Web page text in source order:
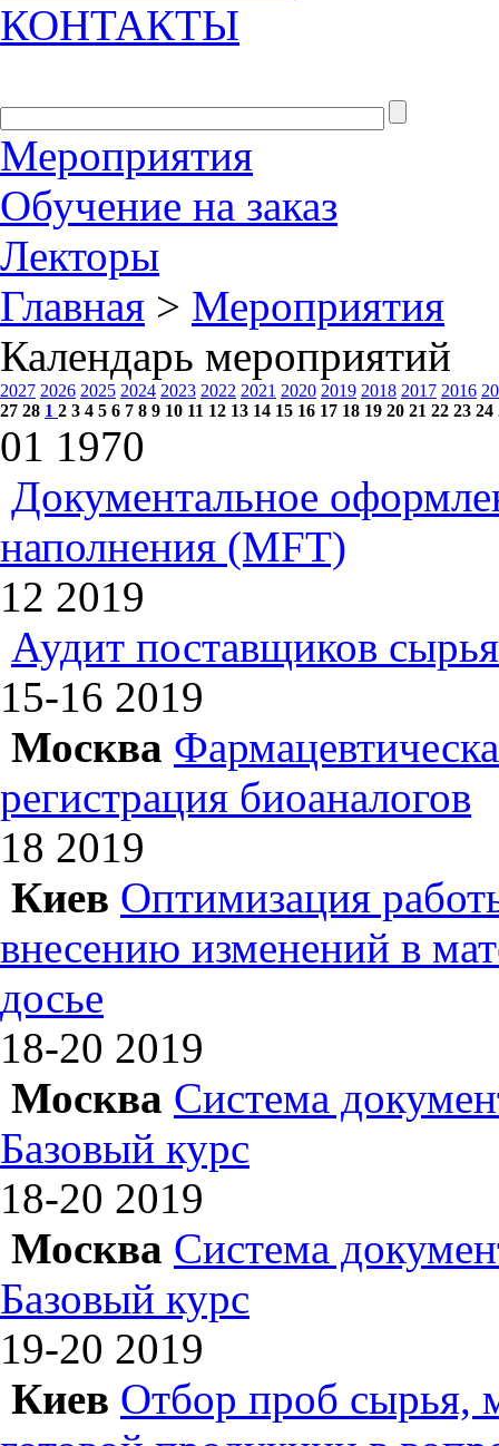
КОНТАКТЫ
Мероприятия
Обучение на заказ
Лекторы
Главная > Мероприятия
Календарь мероприятий
2027 2026 2025 2024 2023 2022 2021 2020 2019 2018 2017 2016
27 28 1 2 3 4 5 6 7 8 9 10 11 12 13 14 15 16 17 18 19 20 21 22 23 24
01 1970
Документальное
наполнения (MFT)
12 2019
Аудит поставщиков
15-16 2019
Москва
регистрация биоаналогов
18 2019
Киев Оптимизация
внесению изменений в
досье
18-20 2019
Москва Система
Базовый курс
18-20 2019
Москва Система
Базовый курс
19-20 2019
Киев Отбор проб сырья,